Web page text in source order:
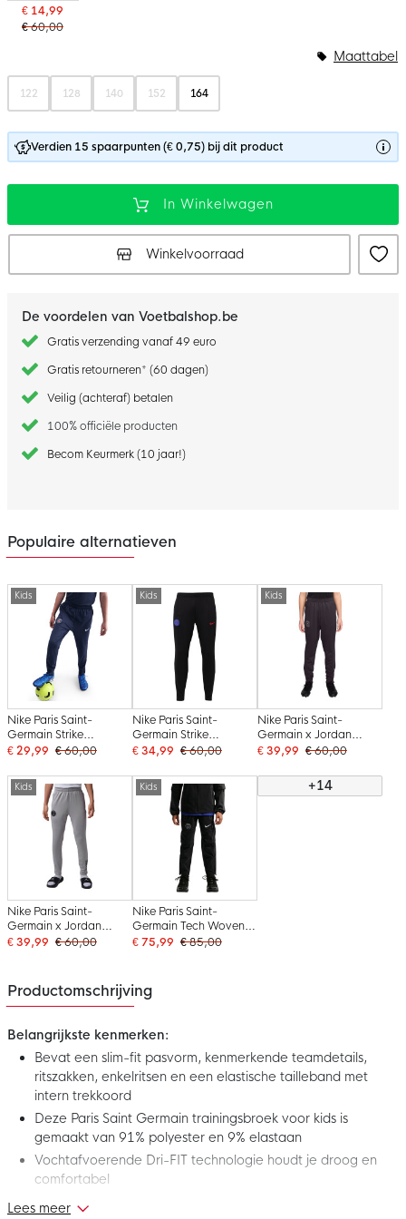
€ 14,99
€ 60,00
122 128 140 152 164
Maattabel
Verdien 15 spaarpunten (€ 0,75) bij dit product
In Winkelwagen
Winkelvoorraad
De voordelen van Voetbalshop.be
Gratis verzending vanaf 49 euro
Gratis retourneren* (60 dagen)
Veilig (achteraf) betalen
100% officiële producten
Becom Keurmerk (10 jaar!)
Populaire alternatieven
Kids
Nike Paris Saint-
Germain Strike
Trainingsbroek 2025-
Donkerblauw Wit
€ 29,99 € 60,00
Kids
Nike Paris Saint-
Germain Strike
Trainingsbroek 2025-
Rood
€ 34,99 € 60,00
Kids
Nike Paris Saint-
Germain x Jordan
Strike Trainingsbroek
Grijs
€ 39,99 € 60,00
Kids
Nike Paris Saint-
Germain x Jordan
Strike Trainingsbroek
€ 39,99 € 60,00
Kids
Nike Paris Saint-
Germain Tech Woven
Trainingsbroek 2026-
€ 75,99 € 85,00
+14
Productomschrijving
Belangrijkste kenmerken:
Bevat een slim-fit pasvorm, kenmerkende teamdetails,
ritszakken, enkelritsen en een elastische tailleband met
intern trekkoord
Deze Paris Saint Germain trainingsbroek voor kids is
gemaakt van 91% polyester en 9% elastaan
Vochtafvoerende Dri-FIT technologie houdt je droog en
comfortabel
Lees meer